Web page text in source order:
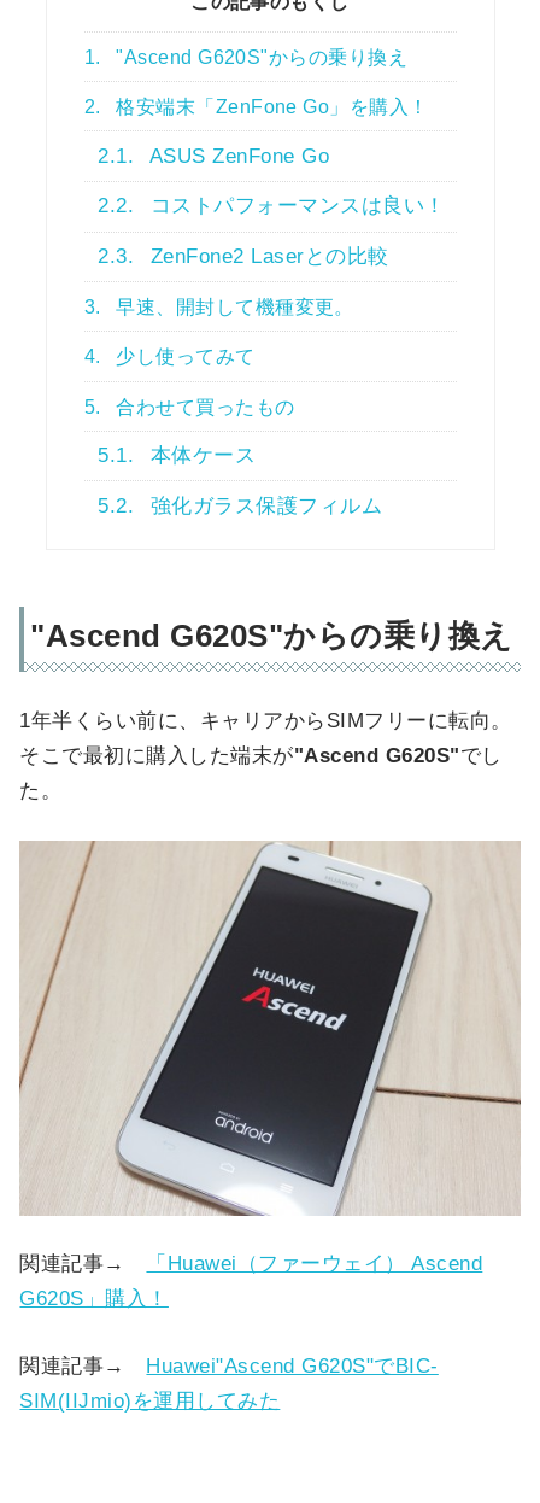
1. "Ascend G620S"からの乗り換え
2. 格安端末「ZenFone Go」を購入！
2.1. ASUS ZenFone Go
2.2. コストパフォーマンスは良い！
2.3. ZenFone2 Laserとの比較
3. 早速、開封して機種変更。
4. 少し使ってみて
5. 合わせて買ったもの
5.1. 本体ケース
5.2. 強化ガラス保護フィルム
"Ascend G620S"からの乗り換え
1年半くらい前に、キャリアからSIMフリーに転向。
そこで最初に購入した端末が"Ascend G620S"でし
た。
関連記事→
「Huawei（ファーウェイ） Ascend
G620S」購入！
関連記事→ Huawei"Ascend G620S"でBIC-
SIM(IIJmio)を運用してみた